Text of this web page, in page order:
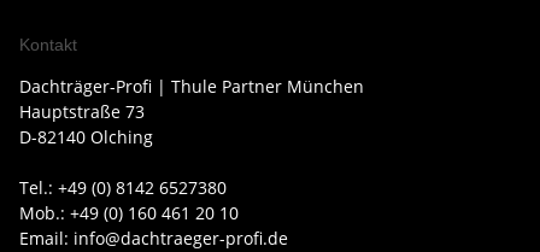
Kontakt
Dachträger-Profi | Thule Partner München
Hauptstraße 73
D-82140 Olching
Tel.: +49 (0) 8142 6527380
Mob.: +49 (0) 160 461 20 10
Email: info@dachtraeger-profi.de